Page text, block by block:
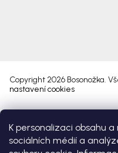
K personalizaci obsahu
sociálních médií a
Copyright 2026 Bosonožka.
nastavení cookies